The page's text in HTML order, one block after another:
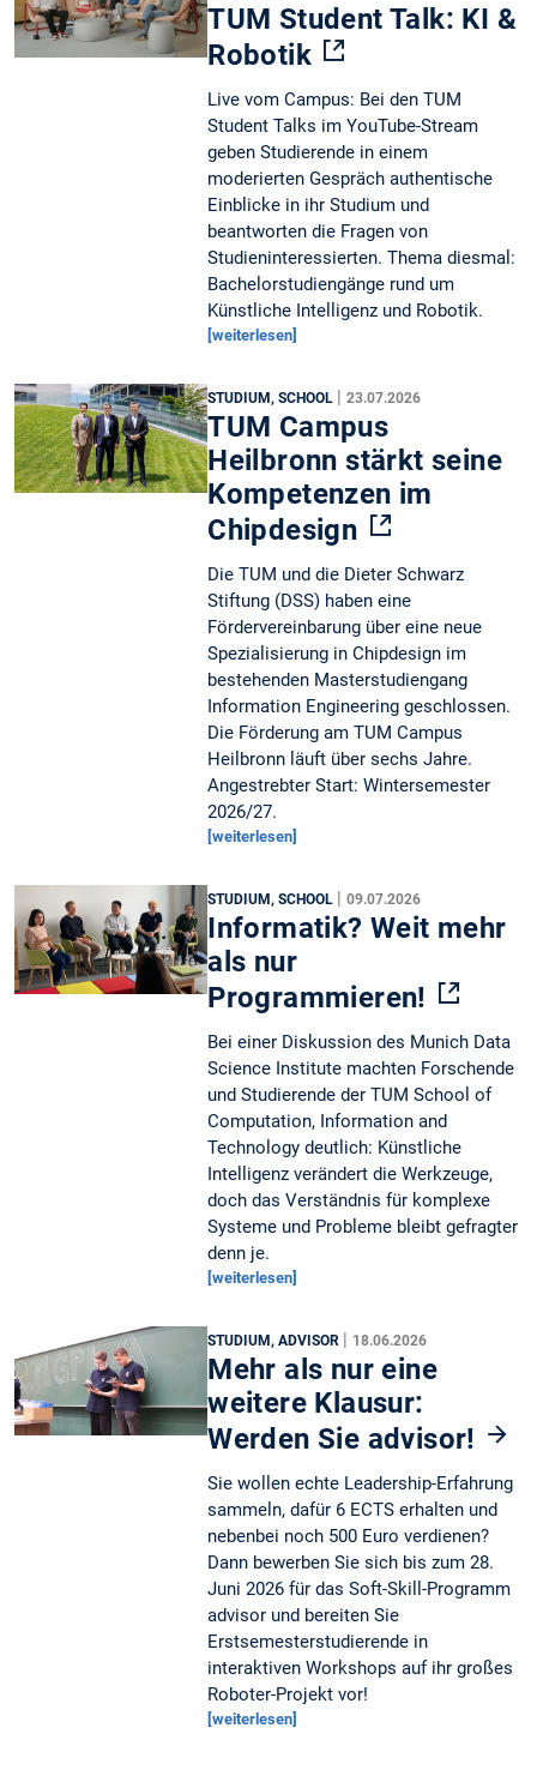
TUM Student Talk: KI &
Robotik
Live vom Campus: Bei den TUM
Student Talks im YouTube-Stream
geben Studierende in einem
moderierten Gespräch authentische
Einblicke in ihr Studium und
beantworten die Fragen von
Studieninteressierten. Thema diesmal:
Bachelorstudiengänge rund um
Künstliche Intelligenz und Robotik.
[weiterlesen]
STUDIUM, SCHOOL |23.07.2026
TUM Campus
Heilbronn stärkt seine
Kompetenzen im
Chipdesign
Die TUM und die Dieter Schwarz
Stiftung (DSS) haben eine
Fördervereinbarung über eine neue
Spezialisierung in Chipdesign im
bestehenden Masterstudiengang
Information Engineering geschlossen.
Die Förderung am TUM Campus
Heilbronn läuft über sechs Jahre.
Angestrebter Start: Wintersemester
2026/27.
[weiterlesen]
STUDIUM, SCHOOL |09.07.2026
Informatik? Weit mehr
als nur
Programmieren!
Bei einer Diskussion des Munich Data
Science Institute machten Forschende
und Studierende der TUM School of
Computation, Information and
Technology deutlich: Künstliche
Intelligenz verändert die Werkzeuge,
doch das Verständnis für komplexe
Systeme und Probleme bleibt gefragter
denn je.
[weiterlesen]
STUDIUM, ADVISOR | 18.06.2026
Mehr als nur eine
weitere Klausur:
Werden Sie advisor!
Sie wollen echte Leadership-Erfahrung
sammeln, dafür 6 ECTS erhalten und
nebenbei noch 500 Euro verdienen?
Dann bewerben Sie sich bis zum 28.
Juni 2026 für das Soft-Skill-Programm
advisor und bereiten Sie
Erstsemesterstudierende in
interaktiven Workshops auf ihr großes
Roboter-Projekt vor!
[weiterlesen]